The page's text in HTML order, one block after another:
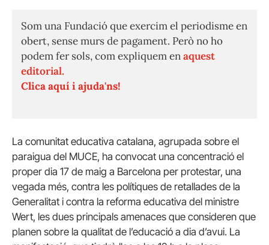
Som una Fundació que exercim el periodisme en
obert, sense murs de pagament. Però no ho
podem fer sols, com expliquem enaquest
editorial.
Clica aquí i ajuda'ns!
La comunitat educativa catalana, agrupada sobre el
paraigua del MUCE, ha convocat una concentració el
proper dia 17 de maig a Barcelona per protestar, una
vegada més, contra les polítiques de retallades de la
Generalitat i contra la reforma educativa del ministre
Wert, les dues principals amenaces que consideren que
planen sobre la qualitat de l’educació a dia d’avui. La